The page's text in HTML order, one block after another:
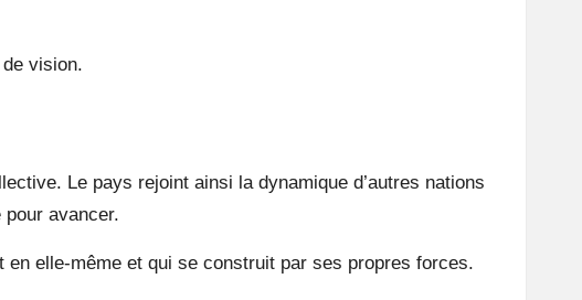
vision.
Le pays rejoint ainsi la dynamique d’autres nations
avancer.
elle-même et qui se construit par ses propres forces.